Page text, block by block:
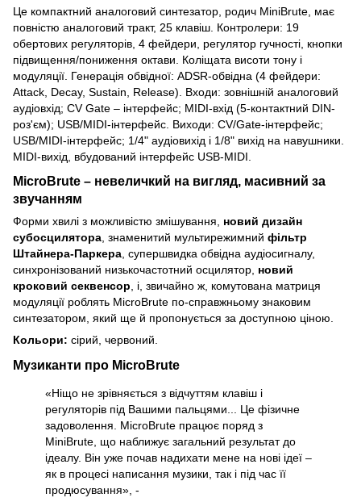
Це компактний аналоговий синтезатор, родич MiniBrute, має
повністю аналоговий тракт, 25 клавіш. Контролери: 19
обертових регуляторів, 4 фейдери, регулятор гучності, кнопки
підвищення/пониження октави. Коліщата висоти тону і
модуляції. Генерація обвідної: ADSR-обвідна (4 фейдери:
Attack, Decay, Sustain, Release). Входи: зовнішній аналоговий
аудіовхід; CV Gate – інтерфейс; MIDI-вхід (5-контактний DIN-
роз'єм); USB/MIDI-інтерфейс. Виходи: CV/Gate-інтерфейс;
USB/MIDI-інтерфейс; 1/4" аудіовихід і 1/8" вихід на навушники.
MIDI-вихід, вбудований інтерфейс USB-MIDI.
MicroBrute – невеличкий на вигляд, масивний за
звучанням
Форми хвилі з можливістю змішування, новий дизайн
субосцилятора, знаменитий мультирежимний фільтр
Штайнера-Паркера, супершвидка обвідна аудіосигналу,
синхронізований низькочастотний осцилятор, новий
кроковий секвенсор, і, звичайно ж, комутована матриця
модуляції роблять MicroBrute по-справжньому знаковим
синтезатором, який ще й пропонується за доступною ціною.
Кольори: сірий, червоний.
Музиканти про MicroBrute
«Ніщо не зрівняється з відчуттям клавіш і
регуляторів під Вашими пальцями... Це фізичне
задоволення. MicroBrute працює поряд з
MiniBrute, що наближує загальний результат до
ідеалу. Він уже почав надихати мене на нові ідеї –
як в процесі написання музики, так і під час її
продюсування», -